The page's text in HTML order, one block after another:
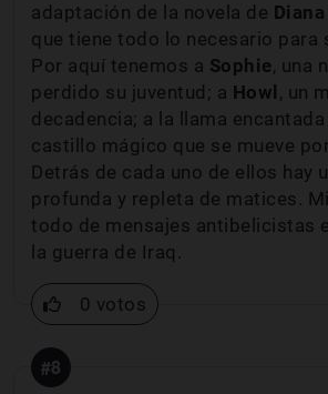
adaptación de la novela de
que tiene todo lo necesario para
Por aquí tenemos a Sophie, una
perdido su juventud; a Howl , un
decadencia; a la llama encantada
castillo mágico que se mueve
Detrás de cada uno de ellos hay
profunda y repleta de matices.
todo de mensajes antibelicistas
la guerra de Iraq.
0 votos
#8